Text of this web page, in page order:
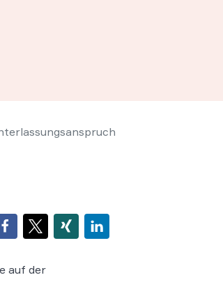
auf der